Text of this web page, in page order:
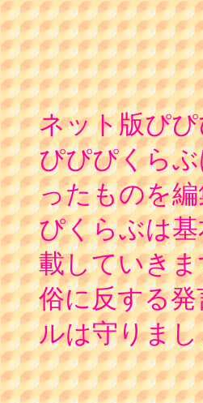
ネット版ぴ
ぴぴぴくら
ったものを
ぴくらぶは
載していき
俗に反する
ルは守りま